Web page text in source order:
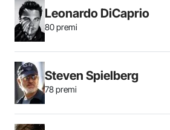
Leonardo DiCaprio
80 premi
Steven Spielberg
78 premi